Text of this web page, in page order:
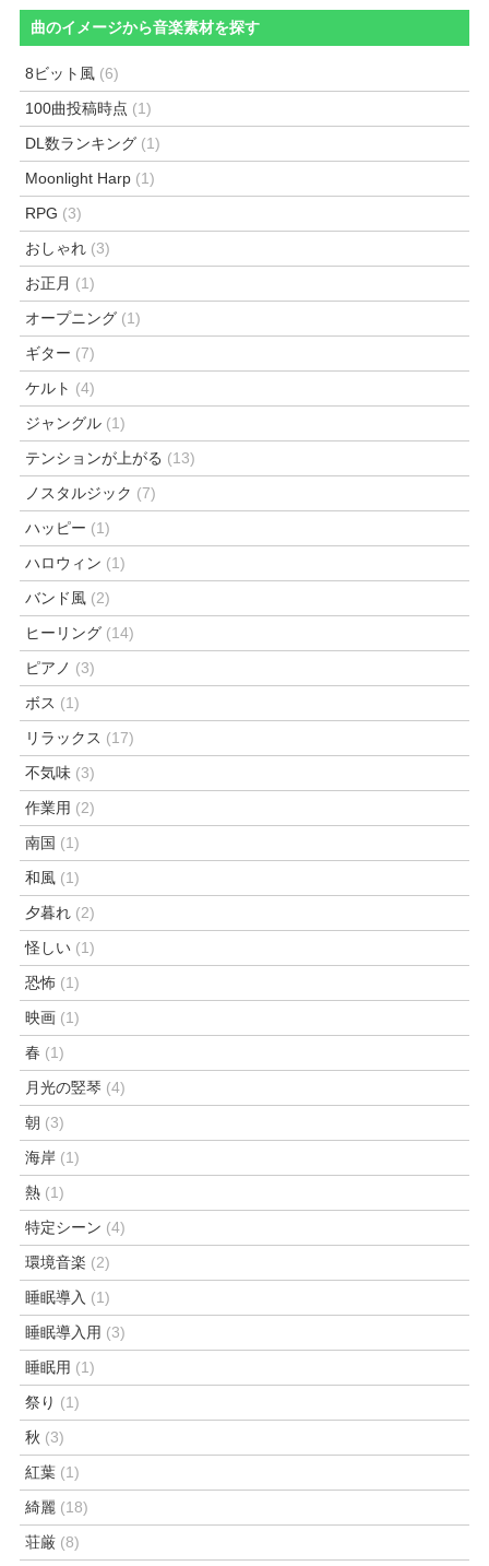
曲のイメージから音楽素材を探す
8ビット風 (6)
100曲投稿時点 (1)
DL数ランキング (1)
Moonlight Harp (1)
RPG (3)
おしゃれ (3)
お正月 (1)
オープニング (1)
ギター (7)
ケルト (4)
ジャングル (1)
テンションが上がる (13)
ノスタルジック (7)
ハッピー (1)
ハロウィン (1)
バンド風 (2)
ヒーリング (14)
ピアノ (3)
ボス (1)
リラックス (17)
不気味 (3)
作業用 (2)
南国 (1)
和風 (1)
夕暮れ (2)
怪しい (1)
恐怖 (1)
映画 (1)
春 (1)
月光の竪琴 (4)
朝 (3)
海岸 (1)
熱 (1)
特定シーン (4)
環境音楽 (2)
睡眠導入 (1)
睡眠導入用 (3)
睡眠用 (1)
祭り (1)
秋 (3)
紅葉 (1)
綺麗 (18)
荘厳 (8)